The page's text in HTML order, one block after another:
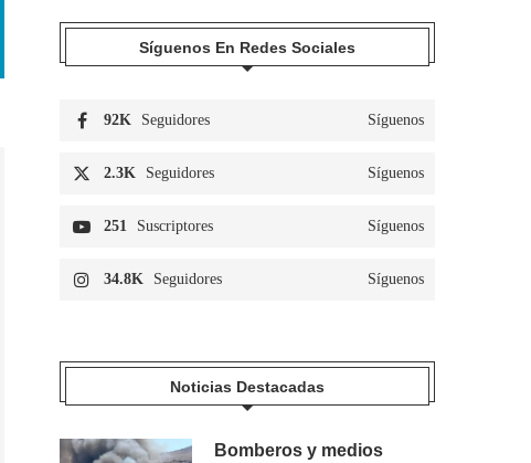
Síguenos En Redes Sociales
92K Seguidores Síguenos
2.3K Seguidores Síguenos
251 Suscriptores Síguenos
34.8K Seguidores Síguenos
Noticias Destacadas
Bomberos y medios